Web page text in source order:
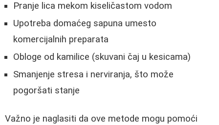
Pranje lica mekom kiseličastom vodom
Upotreba domaćeg sapuna umesto
komercijalnih preparata
Obloge od kamilice (skuvani čaj u kesicama)
Smanjenje stresa i nerviranja, što može
pogoršati stanje
Važno je naglasiti da ove metode mogu pomoći